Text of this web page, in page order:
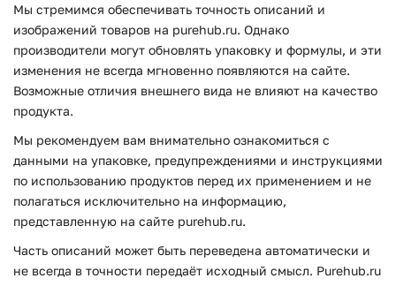
Мы стремимся обеспечивать точность описаний и
изображений товаров на purehub.ru. Однако
производители могут обновлять упаковку и формулы, и эти
изменения не всегда мгновенно появляются на сайте.
Возможные отличия внешнего вида не влияют на качество
продукта.
Мы рекомендуем вам внимательно ознакомиться с
данными на упаковке, предупреждениями и инструкциями
по использованию продуктов перед их применением и не
полагаться исключительно на информацию,
представленную на сайте purehub.ru.
Часть описаний может быть переведена автоматически и
не всегда в точности передаёт исходный смысл. Purehub.ru